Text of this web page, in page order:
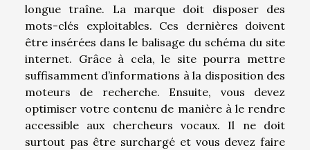
longue traîne. La marque doit disposer des
mots-clés exploitables. Ces dernières doivent
être insérées dans le balisage du schéma du site
internet. Grâce à cela, le site pourra mettre
suffisamment d’informations à la disposition des
moteurs de recherche. Ensuite, vous devez
optimiser votre contenu de manière à le rendre
accessible aux chercheurs vocaux. Il ne doit
surtout pas être surchargé et vous devez faire